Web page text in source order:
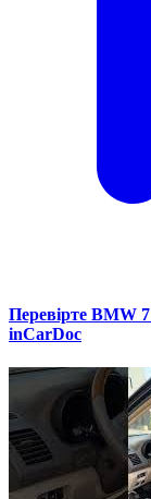
Перевірте BMW
inCarDoc